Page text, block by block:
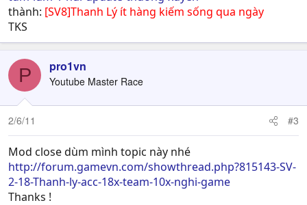
thành: [SV8]Thanh Lý ít hàng kiếm sống qua ngày
TKS
P pro1vn
Youtube Master Race
2/6/11 #3
Mod close dùm mình topic này nhé
http://forum.gamevn.com/showthread.php?815143-SV-
2-18-Thanh-ly-acc-18x-team-10x-nghi-game
Thanks !